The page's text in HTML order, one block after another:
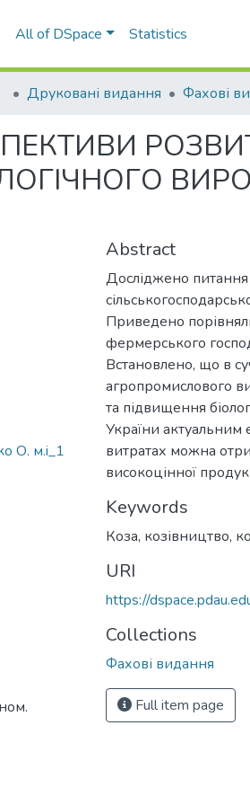
All of DSpace Statistics
Друковані видання Фахові
О. м.i_1
Abstract
Досліджено питання
Приведено
фермерського
Встановлено, що в
агропромислового
та підвищення
України актуальним
витратах можна
високоцінної
Keywords
Коза, козівництво,
URI
https://
Collections
Фахові видання
Full item page